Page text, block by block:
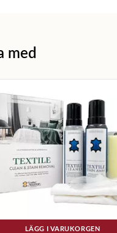
med
LÄGG I VARUKORGEN